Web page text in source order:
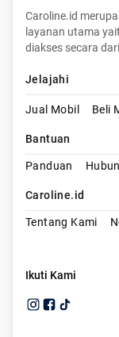
Caroline.id
layanan utama
diakses secara
Jelajahi
Jual Mobil Beli
Bantuan
Panduan
Caroline.id
Tentang Kami
Ikuti Kami